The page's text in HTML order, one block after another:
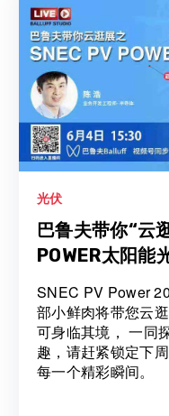
光伏
巴鲁夫带你“云
POWER太阳能
SNEC PV Power
部小鲜肉将带您云
可身临其境， 一同
趣，请赶紧锁定下
每一个精彩瞬间。